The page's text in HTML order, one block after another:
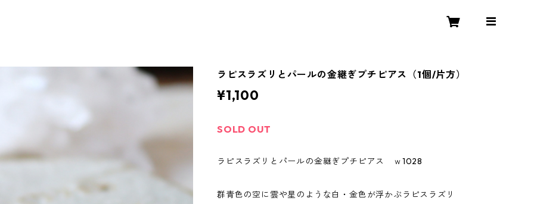
ラピスラズリとパールの金継ぎプチピアス（1個/片方）
¥1,100
SOLD OUT
ラピスラズリとパールの金継ぎプチピアス ｗ1028
群青色の空に雲や星のような白・金色が浮かぶラピスラズリ